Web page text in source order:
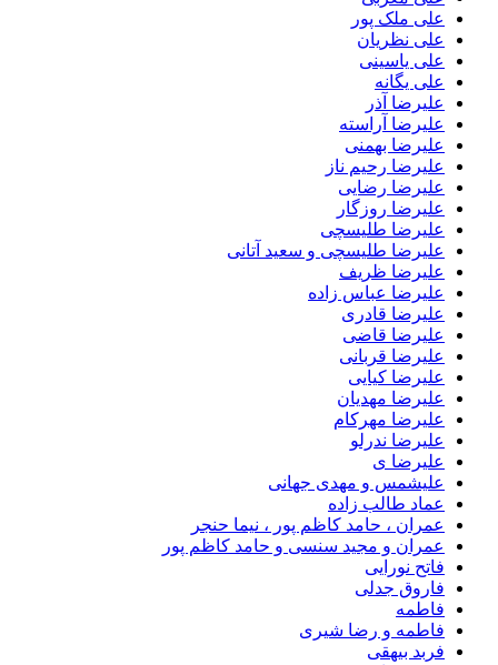
علی ملک پور
علی نظریان
علی یاسینی
علی یگانه
علیرضا آذر
علیرضا آراسته
علیرضا بهمنی
علیرضا رحیم ناز
علیرضا رضایی
علیرضا روزگار
علیرضا طلیسچی
علیرضا طلیسچی و سعید آتانی
علیرضا ظریف
علیرضا عباس زاده
علیرضا قادری
علیرضا قاضی
علیرضا قربانی
علیرضا کیایی
علیرضا مهدیان
علیرضا مهرکام
علیرضا ندرلو
علیرضا ی
علیشمس و مهدی جهانی
عماد طالب زاده
عمران ، حامد کاظم پور ، نیما حنجر
عمران و مجید سنسی و حامد کاظم پور
فاتح نورایی
فاروق جدلی
فاطمه
فاطمه و رضا شیری
فربد بیهقی